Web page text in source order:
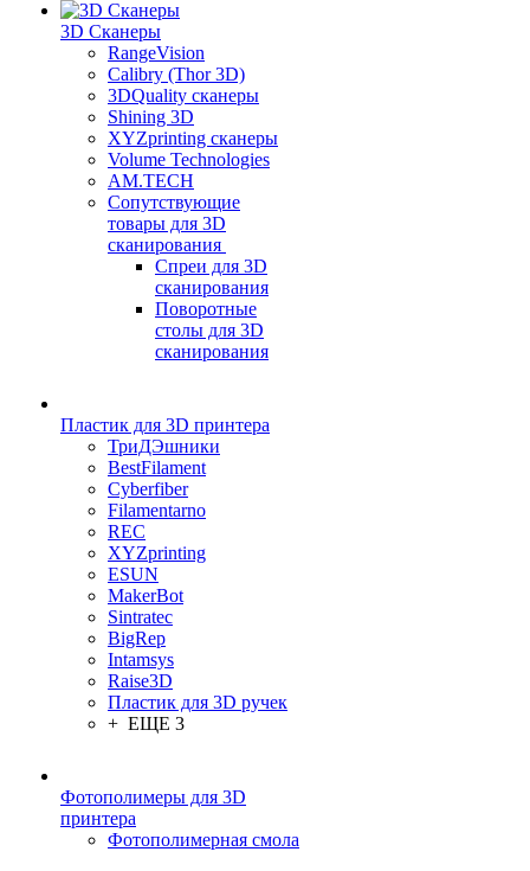
3D Сканеры
RangeVision
Calibry (Thor 3D)
3DQuality сканеры
Shining 3D
XYZprinting сканеры
Volume Technologies
AM.TECH
Сопутствующие
товары для 3D
сканирования
Спреи для 3D
сканирования
Поворотные
столы для 3D
сканирования
Пластик для 3D принтера
ТриДЭшники
BestFilament
Cyberfiber
Filamentarno
REC
XYZprinting
ESUN
MakerBot
Sintratec
BigRep
Intamsys
Raise3D
Пластик для 3D ручек
+ ЕЩЕ 3
Фотополимеры для 3D
принтера
Фотополимерная смола